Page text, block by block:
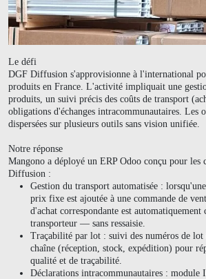
Le défi
DGF Diffusion s'approvisionne à l'international
produits en France. L'activité impliquait une
produits, un suivi précis des coûts de transport
obligations d'échanges intracommunautaires. Les
dispersées sur plusieurs outils sans vision unifiée.
Notre réponse
Mangono a déployé un ERP Odoo conçu pour les
Diffusion :
Gestion du transport automatisée :
prix fixe est ajoutée à une commande de
d'achat correspondante est automatiquement
transporteur — sans ressaisie.
Traçabilité par lot : suivi des numéros de
chaîne (réception, stock, expédition) pour
qualité et de traçabilité.
Déclarations intracommunautaires : module